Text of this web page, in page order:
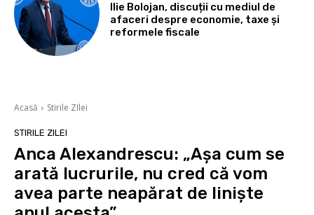
Ilie Bolojan, discuții cu mediul de
afaceri despre economie, taxe și
reformele fiscale